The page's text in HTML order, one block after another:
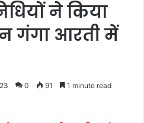
ने किया
गंगा आरती में
0 91 1 minute read